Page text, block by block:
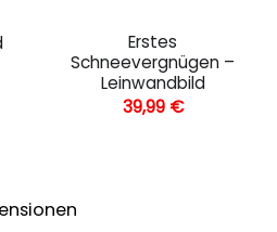
Erstes
Schneevergnügen –
Leinwandbild
39,99 €